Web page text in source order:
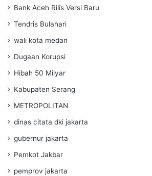
Bank Aceh Rilis Versi Baru
Tendris Bulahari
wali kota medan
Dugaan Korupsi
Hibah 50 Milyar
Kabupaten Serang
METROPOLITAN
dinas citata dki jakarta
gubernur jakarta
Pemkot Jakbar
pemprov jakarta